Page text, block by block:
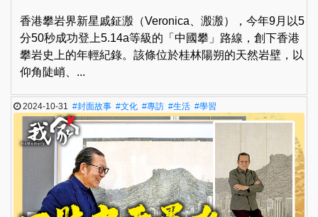
香港攀岩界新星戚鉦溵（Veronica、溵溵），今年9月以5
分50秒成功登上5.14a等級的「中國攀」路線，創下香港
攀岩史上的年輕紀錄。該條位於桂林陽朔的天然岩壁，以
仰角陡峭、...
2024-10-31#封面故事 #文化 #專訪 #生活 #學習